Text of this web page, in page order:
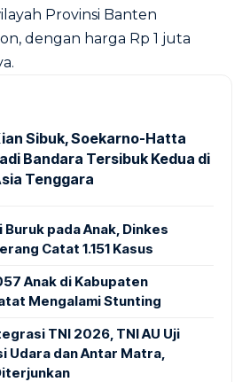
Provinsi Banten
dengan harga Rp 1 juta
Sibuk, Soekarno-Hatta
Bandara Tersibuk Kedua di
Tenggara
pada Anak, Dinkes
Catat 1.151 Kasus
Anak di Kabupaten
Mengalami Stunting
TNI 2026, TNI AU Uji
Udara dan Antar Matra,